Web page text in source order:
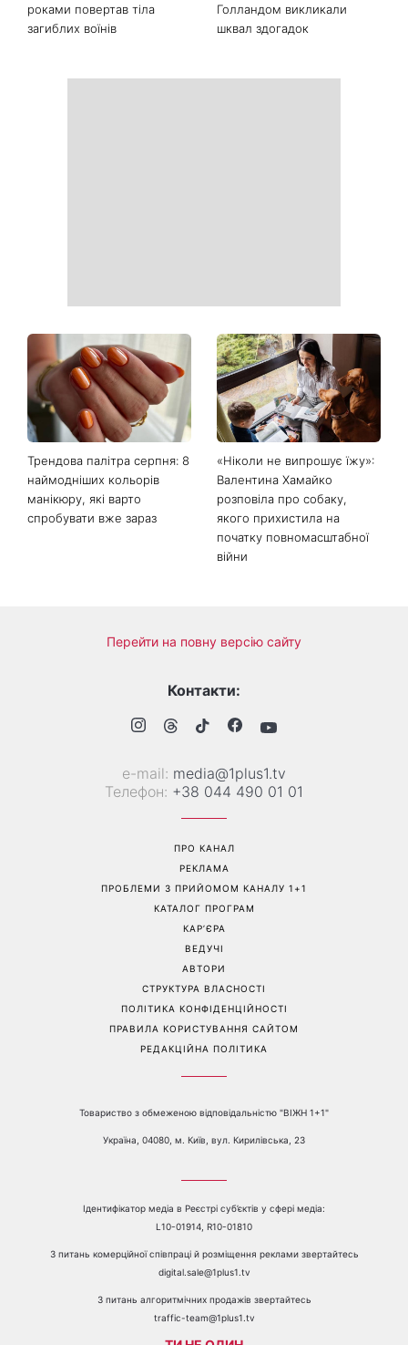
роками повертав тіла
загиблих воїнів
Голландом викликали
шквал здогадок
Трендова палітра серпня: 8
наймодніших кольорів
манікюру, які варто
спробувати вже зараз
«Ніколи не випрошує їжу»:
Валентина Хамайко
розповіла про собаку,
якого прихистила на
початку повномасштабної
війни
Перейти на повну версію сайту
Контакти:
е-mail: media@1plus1.tv
Телефон: +38 044 490 01 01
ПРО КАНАЛ
РЕКЛАМА
ПРОБЛЕМИ З ПРИЙОМОМ КАНАЛУ 1+1
КАТАЛОГ ПРОГРАМ
КАР’ЄРА
ВЕДУЧІ
АВТОРИ
СТРУКТУРА ВЛАСНОСТІ
ПОЛІТИКА КОНФІДЕНЦІЙНОСТІ
ПРАВИЛА КОРИСТУВАННЯ САЙТОМ
РЕДАКЦІЙНА ПОЛІТИКА
Товариство з обмеженою відповідальністю "ВІЖН 1+1"
Україна, 04080, м. Київ, вул. Кирилівська, 23
Ідентифікатор медіа в Реєстрі суб’єктів у сфері медіа:
L10-01914, R10-01810
З питань комерційної співпраці й розміщення реклами звертайтесь
digital.sale@1plus1.tv
З питань алгоритмічних продажів звертайтесь
traffic-team@1plus1.tv